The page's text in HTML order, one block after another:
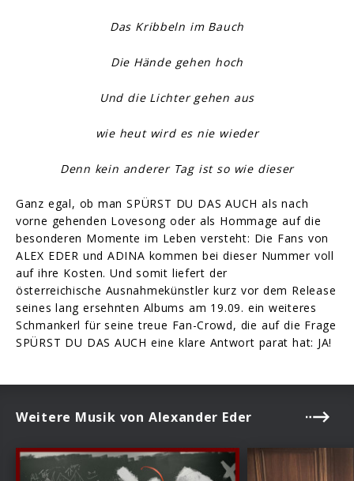
Das Kribbeln im Bauch
Die Hände gehen hoch
Und die Lichter gehen aus
wie heut wird es nie wieder
Denn kein anderer Tag ist so wie dieser
Ganz egal, ob man SPÜRST DU DAS AUCH als nach
vorne gehenden Lovesong oder als Hommage auf die
besonderen Momente im Leben versteht: Die Fans von
ALEX EDER und ADINA kommen bei dieser Nummer voll
auf ihre Kosten. Und somit liefert der
österreichische Ausnahmekünstler kurz vor dem Release
seines lang ersehnten Albums am 19.09. ein weiteres
Schmankerl für seine treue Fan-Crowd, die auf die Frage
SPÜRST DU DAS AUCH eine klare Antwort parat hat: JA!
Weitere Musik von Alexander Eder